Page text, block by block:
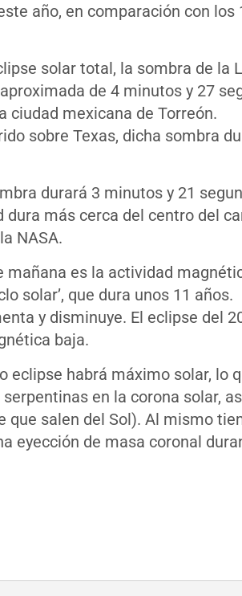
año, en comparación con los
solar total, la sombra de la
de 4 minutos y 27
ciudad mexicana de Torreón.
sobre Texas, dicha sombra
durará 3 minutos y 21
más cerca del centro del
NASA.
mañana es la actividad
solar’, que dura unos 11 años.
y disminuye. El eclipse del
baja.
eclipse habrá máximo solar, lo
en la corona solar,
salen del Sol). Al mismo
eyección de masa coronal